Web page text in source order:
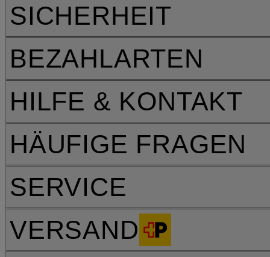
HILFE & KONTAKT
HÄUFIGE FRAGEN
SERVICE
VERSAND
SICHERHEIT
BEZAHLARTEN